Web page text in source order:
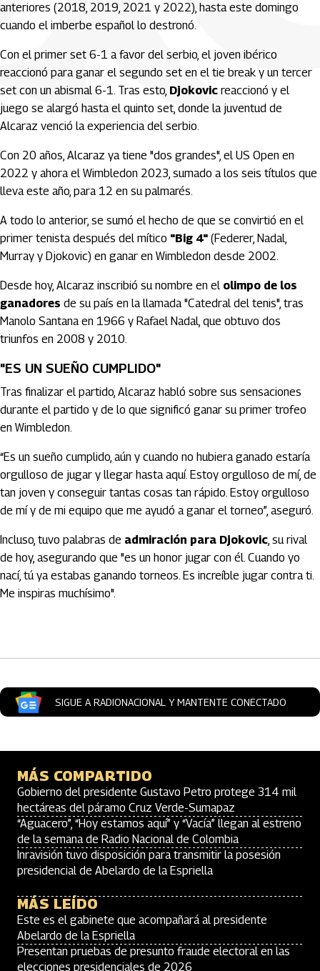
anteriores (2018, 2019, 2021 y 2022), hasta este domingo
cuando el imberbe español lo destronó.
Con el primer set 6-1 a favor del serbio, el joven ibérico
reaccionó para ganar el segundo set en el tie break y un tercer
set con un abismal 6-1. Tras esto, Djokovic reaccionó y el
juego se alargó hasta el quinto set, donde la juventud de
Alcaraz venció la experiencia del serbio.
Con 20 años, Alcaraz ya tiene "dos grandes", el US Open en
2022 y ahora el Wimbledon 2023, sumado a los seis títulos que
lleva este año, para 12 en su palmarés.
A todo lo anterior, se sumó el hecho de que se convirtió en el
primer tenista después del mítico "Big 4" (Federer, Nadal,
Murray y Djokovic) en ganar en Wimbledon desde 2002.
Desde hoy, Alcaraz inscribió su nombre en el olimpo de los
ganadores de su país en la llamada "Catedral del tenis", tras
Manolo Santana en 1966 y Rafael Nadal, que obtuvo dos
triunfos en 2008 y 2010.
"ES UN SUEÑO CUMPLIDO"
Tras finalizar el partido, Alcaraz habló sobre sus sensaciones
durante el partido y de lo que significó ganar su primer trofeo
en Wimbledon.
“Es un sueño cumplido, aún y cuando no hubiera ganado estaría
orgulloso de jugar y llegar hasta aquí. Estoy orgulloso de mí, de
tan joven y conseguir tantas cosas tan rápido. Estoy orgulloso
de mí y de mi equipo que me ayudó a ganar el torneo”, aseguró.
Incluso, tuvo palabras de admiración para Djokovic, su rival
de hoy, asegurando que "es un honor jugar con él. Cuando yo
nací, tú ya estabas ganando torneos. Es increíble jugar contra ti.
Me inspiras muchísimo".
SIGUE A RADIONACIONAL Y MANTENTE CONECTADO
MÁS COMPARTIDO
Gobierno del presidente Gustavo Petro protege 314 mil
hectáreas del páramo Cruz Verde-Sumapaz
“Aguacero”, “Hoy estamos aquí” y “Vacía” llegan al estreno
de la semana de Radio Nacional de Colombia
Inravisión tuvo disposición para transmitir la posesión
presidencial de Abelardo de la Espriella
MÁS LEÍDO
Este es el gabinete que acompañará al presidente
Abelardo de la Espriella
Presentan pruebas de presunto fraude electoral en las
elecciones presidenciales de 2026